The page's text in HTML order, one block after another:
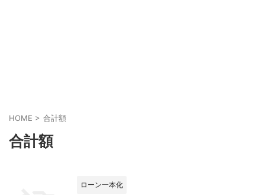
HOME > 合計額
合計額
ローン一本化